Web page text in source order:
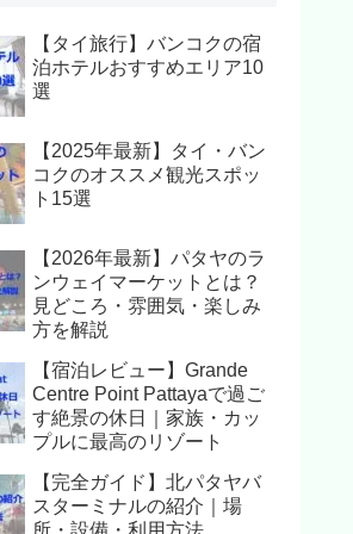
【タイ旅行】バンコクの宿
泊ホテルおすすめエリア10
選
【2025年最新】タイ・バン
コクのオススメ観光スポッ
ト15選
【2026年最新】パタヤのラ
ンウェイマーケットとは？
見どころ・雰囲気・楽しみ
方を解説
【宿泊レビュー】Grande
Centre Point Pattayaで過ご
す絶景の休日｜家族・カッ
プルに最高のリゾート
【完全ガイド】北パタヤバ
スターミナルの紹介｜場
所・設備・利用方法